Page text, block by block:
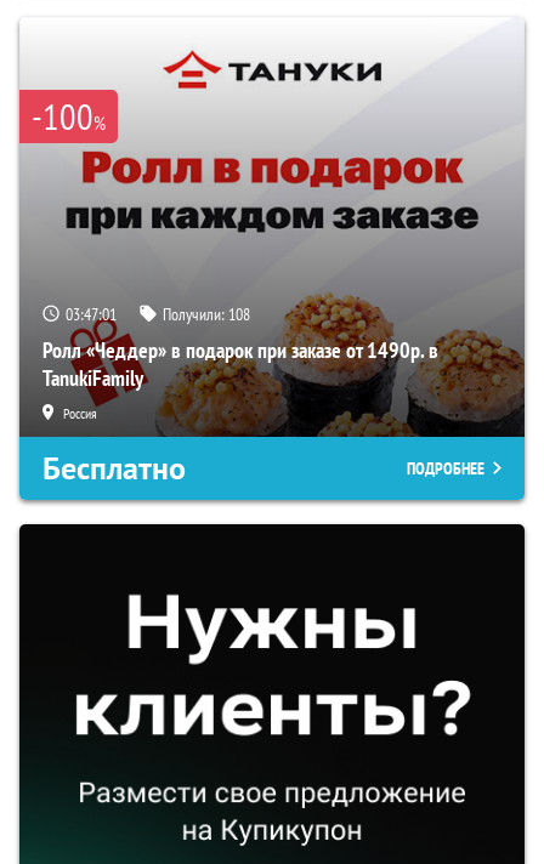
-100%
03:47:01 Получили: 108
Ролл «Чеддер» в подарок при заказе от 1490р. в
TanukiFamily
Россия
Бесплатно ПОДРОБНЕЕ